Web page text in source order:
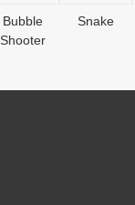
Bubble
Shooter
Snake